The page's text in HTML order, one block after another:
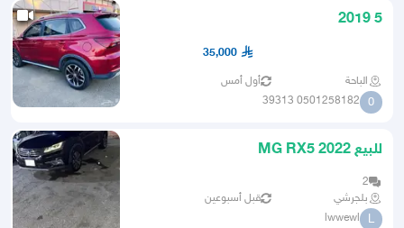
5 2019
35,000
الباحة أول أمس
0
0501258182 39313
للبيع MG RX5 2022
2
بلجرشي
قبل أسبوعين
L
lwwewl